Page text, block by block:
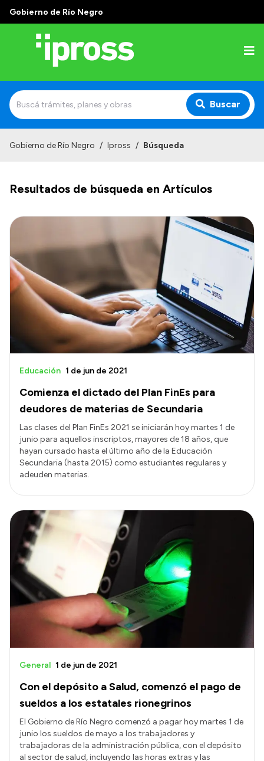
Gobierno de Río Negro
Buscar
¿Qué es IPROSS?
Autoridades
Consultorios Propios
Presentación CV
Transparencia
Inversión en Salud
Licitaciones
Gobierno de Río Negro / Ipross / Búsqueda
Resultados de búsqueda en Artículos
Comienza el dictado del Plan FinEs para
deudores de materias de Secundaria
Educación 1 de jun de 2021
Las clases del Plan FinEs 2021 se iniciarán hoy martes 1 de
junio para aquellos inscriptos, mayores de 18 años, que
hayan cursado hasta el último año de la Educación
Secundaria (hasta 2015) como estudiantes regulares y
adeuden materias.
Con el depósito a Salud, comenzó el pago de
sueldos a los estatales rionegrinos
General 1 de jun de 2021
El Gobierno de Río Negro comenzó a pagar hoy martes 1 de
junio los sueldos de mayo a los trabajadores y
trabajadoras de la administración pública, con el depósito
al sector de salud, incluyendo las horas extras y las